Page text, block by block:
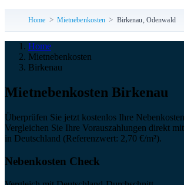
Home Mietnebenkosten Birkenau, Odenwald
Home
Mietnebenkosten
Birkenau
Miet­neben­kosten Birkenau
Überprüfen Sie jetzt kostenlos Ihre
Vergleichen Sie Ihre Vorauszahlungen direkt
in Deutschland (Referenzwert: 2,70 €/m²).
Nebenkosten Check